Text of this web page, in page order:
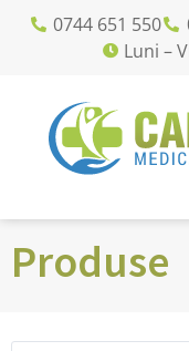
0744 651 550
Luni –
Produse